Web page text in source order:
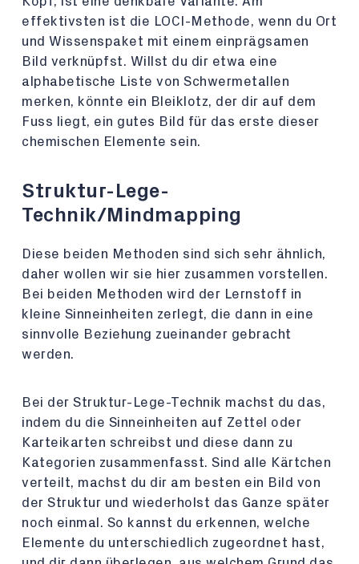
effektivsten ist die LOCI-Methode, wenn du Ort
und Wissenspaket mit einem einprägsamen
Bild verknüpfst. Willst du dir etwa eine
alphabetische Liste von Schwermetallen
merken, könnte ein Bleiklotz, der dir auf dem
Fuss liegt, ein gutes Bild für das erste dieser
chemischen Elemente sein.
Struktur-Lege-
Technik/Mindmapping
Diese beiden Methoden sind sich sehr ähnlich,
daher wollen wir sie hier zusammen vorstellen.
Bei beiden Methoden wird der Lernstoff in
kleine Sinneinheiten zerlegt, die dann in eine
sinnvolle Beziehung zueinander gebracht
werden.
Bei der Struktur-Lege-Technik machst du das,
indem du die Sinneinheiten auf Zettel oder
Karteikarten schreibst und diese dann zu
Kategorien zusammenfasst. Sind alle Kärtchen
verteilt, machst du dir am besten ein Bild von
der Struktur und wiederholst das Ganze später
noch einmal. So kannst du erkennen, welche
Elemente du unterschiedlich zugeordnet hast,